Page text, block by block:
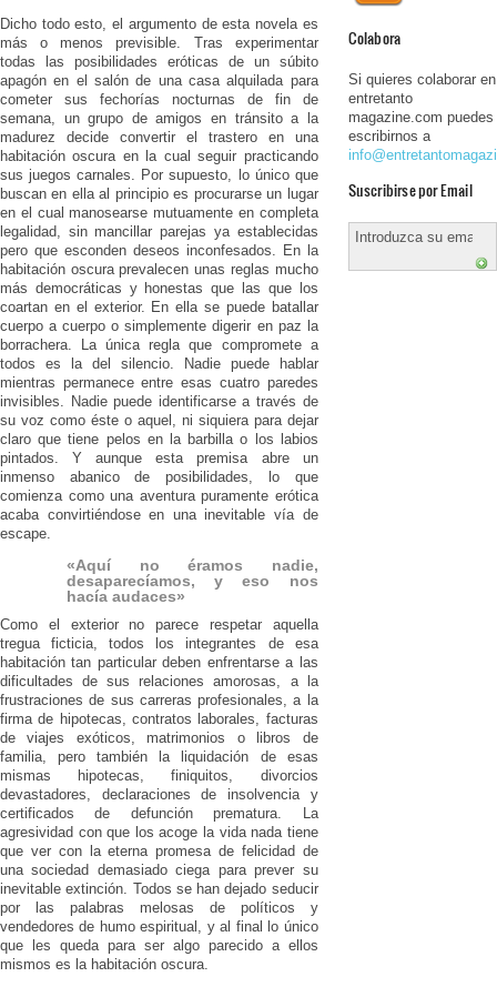
Dicho todo esto, el argumento de esta novela es
más o menos previsible. Tras experimentar
todas las posibilidades eróticas de un súbito
apagón en el salón de una casa alquilada para
cometer sus fechorías nocturnas de fin de
semana, un grupo de amigos en tránsito a la
madurez decide convertir el trastero en una
habitación oscura en la cual seguir practicando
sus juegos carnales. Por supuesto, lo único que
buscan en ella al principio es procurarse un lugar
en el cual manosearse mutuamente en completa
legalidad, sin mancillar parejas ya establecidas
pero que esconden deseos inconfesados. En la
habitación oscura prevalecen unas reglas mucho
más democráticas y honestas que las que los
coartan en el exterior. En ella se puede batallar
cuerpo a cuerpo o simplemente digerir en paz la
borrachera. La única regla que compromete a
todos es la del silencio. Nadie puede hablar
mientras permanece entre esas cuatro paredes
invisibles. Nadie puede identificarse a través de
su voz como éste o aquel, ni siquiera para dejar
claro que tiene pelos en la barbilla o los labios
pintados. Y aunque esta premisa abre un
inmenso abanico de posibilidades, lo que
comienza como una aventura puramente erótica
acaba convirtiéndose en una inevitable vía de
escape.
«Aquí no éramos nadie,
desaparecíamos, y eso nos
hacía audaces»
Como el exterior no parece respetar aquella
tregua ficticia, todos los integrantes de esa
habitación tan particular deben enfrentarse a las
dificultades de sus relaciones amorosas, a la
frustraciones de sus carreras profesionales, a la
firma de hipotecas, contratos laborales, facturas
de viajes exóticos, matrimonios o libros de
familia, pero también la liquidación de esas
mismas hipotecas, finiquitos, divorcios
devastadores, declaraciones de insolvencia y
certificados de defunción prematura. La
agresividad con que los acoge la vida nada tiene
que ver con la eterna promesa de felicidad de
una sociedad demasiado ciega para prever su
inevitable extinción. Todos se han dejado seducir
por las palabras melosas de políticos y
vendedores de humo espiritual, y al final lo único
que les queda para ser algo parecido a ellos
mismos es la habitación oscura.
Colabora
Si quieres colaborar en
entretanto
magazine.com puedes
escribirnos a
Suscribirse por Email